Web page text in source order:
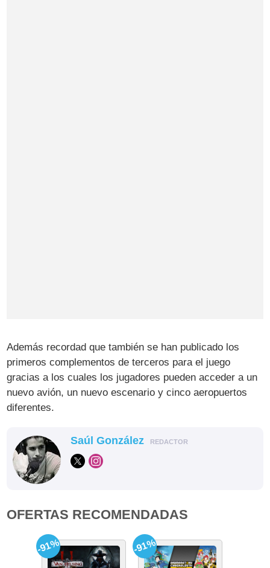
Además recordad que también se han publicado los
primeros complementos de terceros para el juego
gracias a los cuales los jugadores pueden acceder a un
nuevo avión, un nuevo escenario y cinco aeropuertos
diferentes.
Saúl González REDACTOR
OFERTAS RECOMENDADAS
-91% -91%